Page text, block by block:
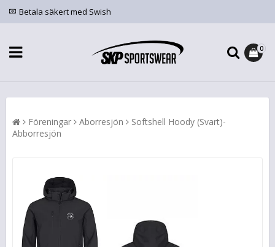
Betala säkert med Swish
0
Föreningar Aborresjön
Softshell Hoody (Svart)-
Abborresjön